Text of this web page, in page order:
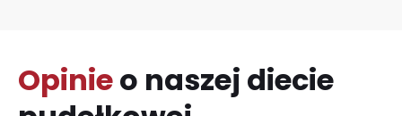
Opinieo naszej diecie